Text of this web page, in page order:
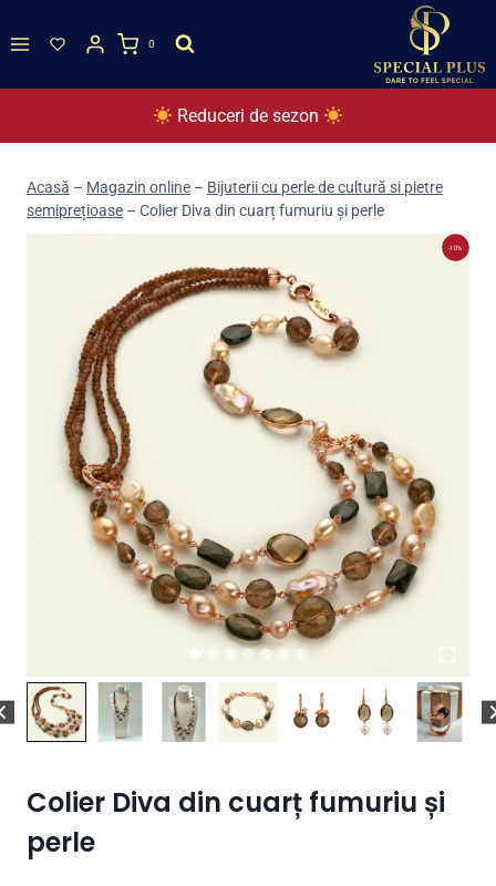
to
0
Reduceri de sezon
Acasă – Magazin online – Bijuterii cu perle de cultură si pietre
semiprețioase – Colier Diva din cuarț fumuriu și perle
-10%
Colier Diva din cuarț fumuriu și
perle